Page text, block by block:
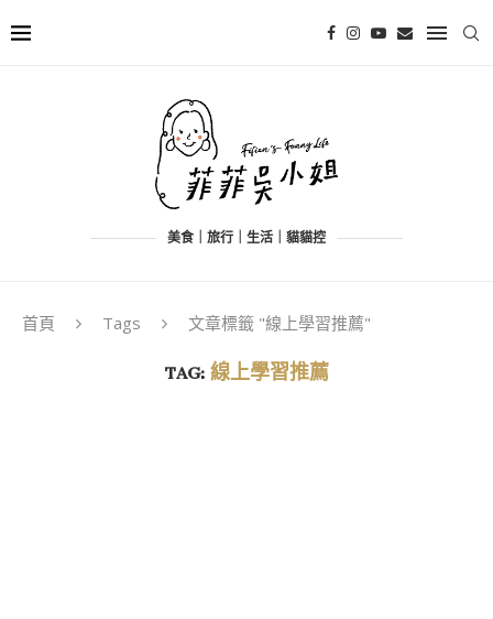
美食｜旅行｜生活｜貓貓控
首頁 Tags 文章標籤 "線上學習推薦"
TAG:線上學習推薦